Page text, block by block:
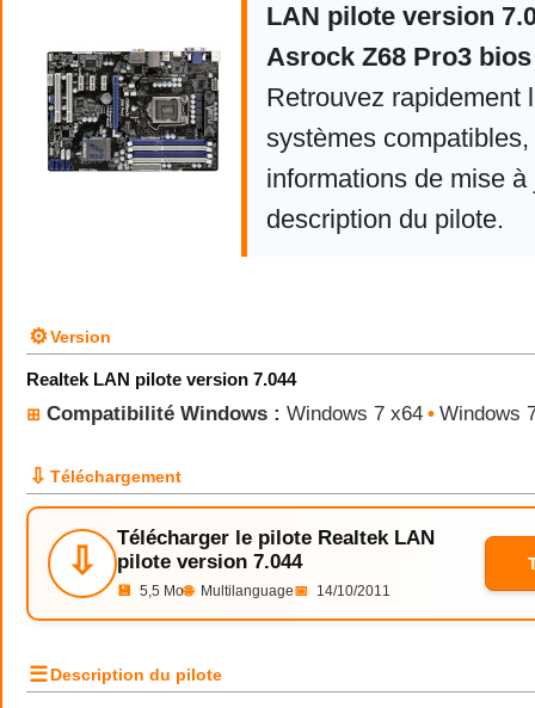
LAN pilote version
Asrock Z68 Pro3
Retrouvez rapidement
systèmes compatibles,
informations de mise à
description du pilote.
⚙Version
Realtek LAN pilote version 7.044
⊞ Compatibilité Windows : Windows 7 x64 • Windows
⇩ Téléchargement
⇩
Télécharger le pilote Realtek LAN
pilote version 7.044
💾 5,5 Mo🌐 Multilanguage📅 14/10/2011
☰Description du pilote